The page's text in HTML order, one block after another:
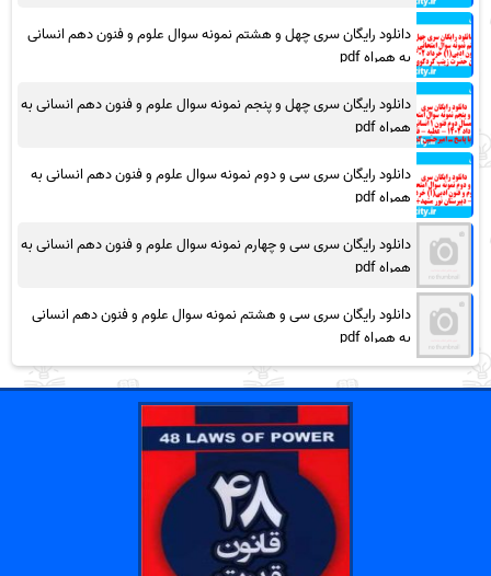
دانلود رایگان سری چهل و هشتم نمونه سوال علوم و فنون دهم انسانی
به همراه pdf
دانلود رایگان سری چهل و پنجم نمونه سوال علوم و فنون دهم انسانی به
همراه pdf
دانلود رایگان سری سی و دوم نمونه سوال علوم و فنون دهم انسانی به
همراه pdf
دانلود رایگان سری سی و چهارم نمونه سوال علوم و فنون دهم انسانی به
همراه pdf
دانلود رایگان سری سی و هشتم نمونه سوال علوم و فنون دهم انسانی
به همراه pdf